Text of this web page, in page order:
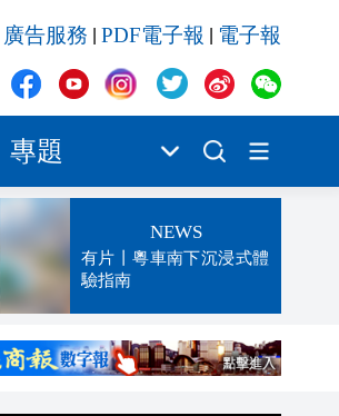
廣告服務 PDF電子報 電子報
專題
NEWS
有片丨粵車南下沉浸式體
驗指南